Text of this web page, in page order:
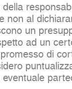
non al
un
ad un
di